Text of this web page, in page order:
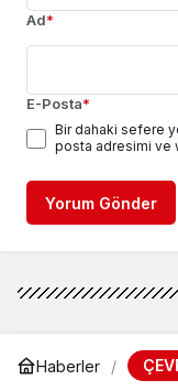
Ad*
E-Posta*
Bir dahaki sefere
posta adresimi ve
Yorum Gönder
Haberler